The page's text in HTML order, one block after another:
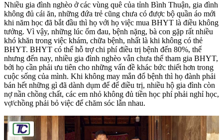
Nhiều gia đình nghèo ở các vùng quê của tỉnh Bình Thuận, gia đình
không đủ cái ăn, những đứa trẻ cũng chưa có được bộ quần áo mới
khi năm học đã bắt đầu thì họ với họ việc mua BHYT là điều không
tưởng. Vì vậy, những lúc ốm đau, bệnh nặng, bà con gặp rất nhiều
khó khăn trong việc khám, chữa bệnh, nhất là khi không có thẻ
BHYT. BHYT có thể hỗ trợ chi phí điều trị bệnh đến 80%, thế
nhưng đến nay, nhiều gia đình nghèo vẫn chưa thể tham gia BHYT,
bởi họ cần phải ưu tiên cho những vấn đề khác bức thiết hơn trong
cuộc sống của mình. Khi không may mắn đổ bệnh thì họ đành phải
bán hết những gì đã dành dụm để để điều trị, nhiều hộ gia đình còn
nợ nần chồng chất, các em nhỏ không đủ tiền học phí phải nghỉ học,
vợ/chồng phải bỏ việc để chăm sóc lẫn nhau.